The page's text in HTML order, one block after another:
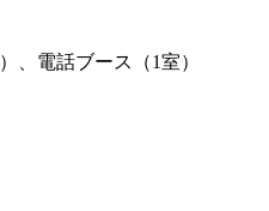
、電話ブース（1室）